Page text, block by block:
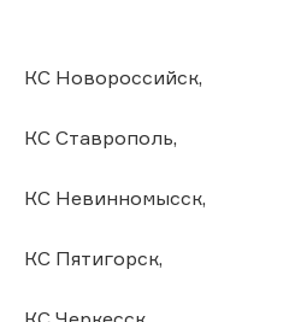
КС Новороссийск,
КС Ставрополь,
КС Невинномысск,
КС Пятигорск,